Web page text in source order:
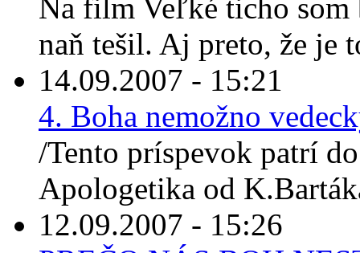
Na film Veľké ticho som
naň tešil. Aj preto, že je
14.09.2007 - 15:21
4. Boha nemožno
/Tento príspevok patrí
Apologetika od
12.09.2007 - 15:26